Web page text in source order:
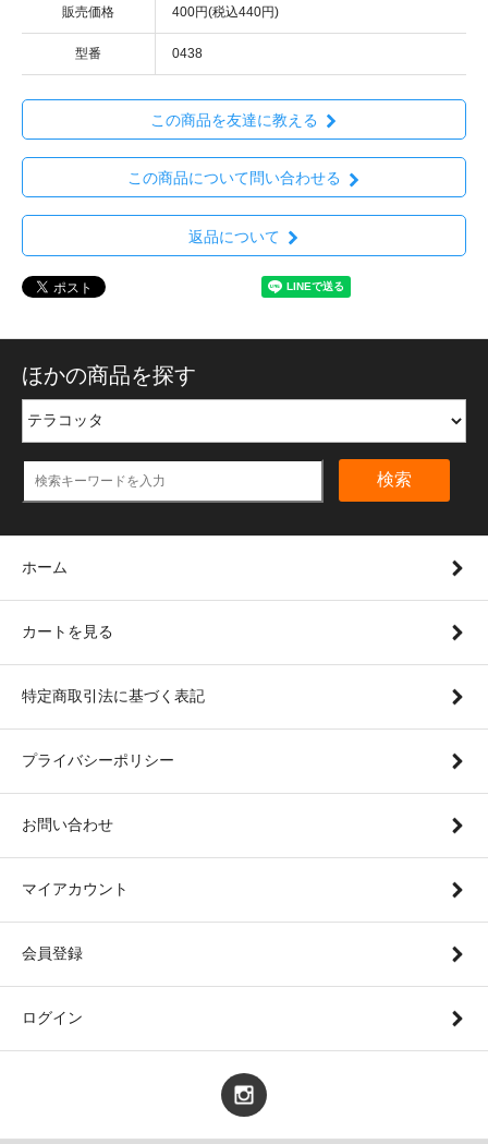
販売価格 400円(税込440円)
型番 0438
この商品を友達に教える
この商品について問い合わせる
返品について
ほかの商品を探す
検索
ホーム
カートを見る
特定商取引法に基づく表記
プライバシーポリシー
お問い合わせ
マイアカウント
会員登録
ログイン